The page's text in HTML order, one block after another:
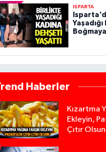
ISPARTA
Yaşadığı
Boğmaya
Haberler
Kızartma
Ekleyin,
Çıtır Olsun